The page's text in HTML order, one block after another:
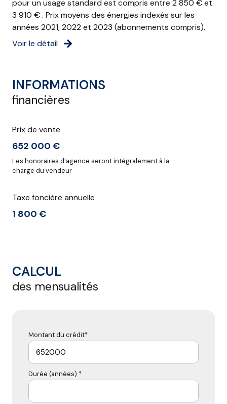
pour un usage standard est compris entre 2 850 € et
3 910 € . Prix moyens des énergies indexés sur les
années 2021, 2022 et 2023 (abonnements compris).
Voir le détail
INFORMATIONS
financières
Prix de vente
652 000 €
Les honoraires d'agence seront intégralement à la
charge du vendeur
Taxe foncière annuelle
1 800 €
CALCUL
des mensualités
Montant du crédit*
Durée (années) *